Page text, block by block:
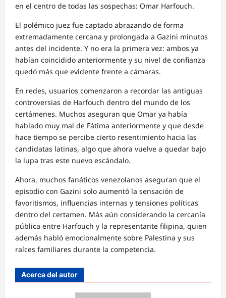
en el centro de todas las sospechas: Omar Harfouch.
El polémico juez fue captado abrazando de forma
extremadamente cercana y prolongada a Gazini minutos
antes del incidente. Y no era la primera vez: ambos ya
habían coincidido anteriormente y su nivel de confianza
quedó más que evidente frente a cámaras.
En redes, usuarios comenzaron a recordar las antiguas
controversias de Harfouch dentro del mundo de los
certámenes. Muchos aseguran que Omar ya había
hablado muy mal de Fátima anteriormente y que desde
hace tiempo se percibe cierto resentimiento hacia las
candidatas latinas, algo que ahora vuelve a quedar bajo
la lupa tras este nuevo escándalo.
Ahora, muchos fanáticos venezolanos aseguran que el
episodio con Gazini solo aumentó la sensación de
favoritismos, influencias internas y tensiones políticas
dentro del certamen. Más aún considerando la cercanía
pública entre Harfouch y la representante filipina, quien
además habló emocionalmente sobre Palestina y sus
raíces familiares durante la competencia.
Acerca del autor